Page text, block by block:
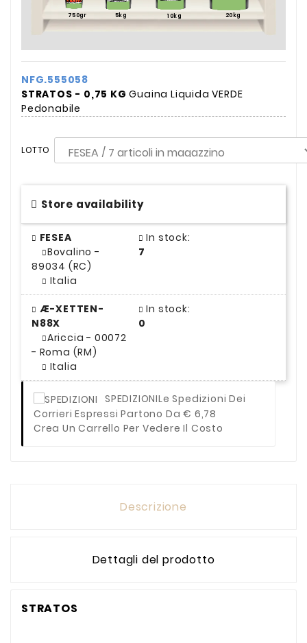
5kg 20kg
10kg
750gr
NFG.555058
STRATOS - 0,75 KG Guaina Liquida VERDE
Pedonabile
LOTTO
Store availability
FESEA
Bovalino -
89034 (RC)
Italia
In stock:
7
Æ-XETTEN-
N88X
Ariccia - 00072
- Roma (RM)
Italia
In stock:
0
SPEDIZIONILe Spedizioni Dei
Corrieri Espressi Partono Da € 6,78
Crea Un Carrello Per Vedere Il Costo
Descrizione
Dettagli del prodotto
STRATOS